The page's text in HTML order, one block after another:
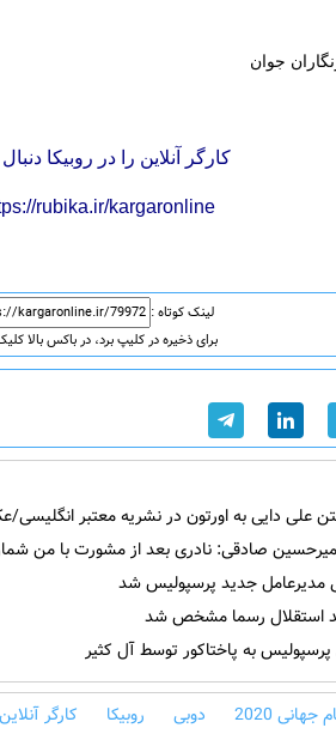
جوان
کارگر آنلاین را در روبیکا
rubika.ir/kargaronline
لینک کوتاه :
برای ذخیره در کلیپ برد، در باکس بالا
علی دایی به اورتون در نشریه معتبر
صادقی: نادری بعد از مشورت با من شماره ۲ را
جدید پرسپولیس شد
استقلال رسما مشخص شد
به پاختاکور توسط آل کثیر
جهانی 2020 دوبی روبیکا کارگر آنلاین